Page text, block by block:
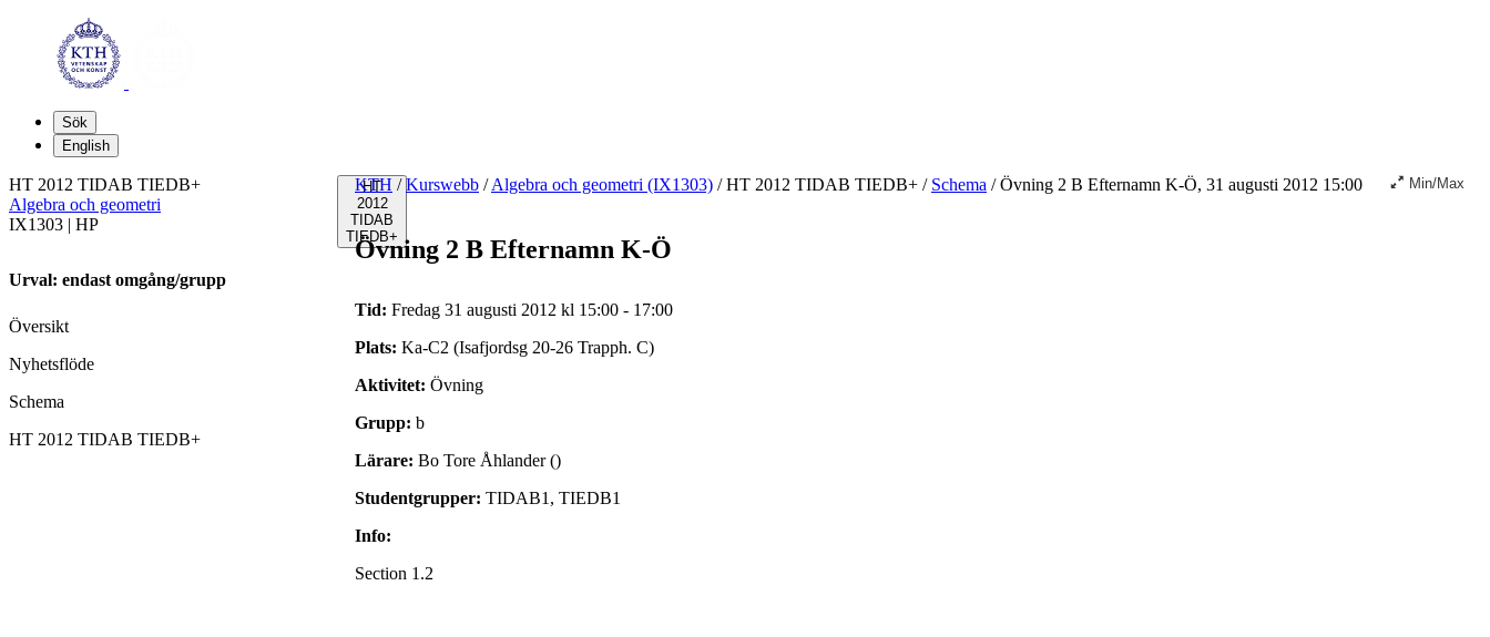
Sök
English
HT
2012
TIDAB
TIEDB+
KTH / Kurswebb / Algebra och geometri (IX1303) /HT 2012 TIDAB TIEDB+ / Schema /Övning 2 B Efternamn K-Ö, 31 augusti 2012 15:00 Min/Max
Övning 2 B Efternamn K-Ö
Tid: Fredag 31 augusti 2012 kl 15:00 - 17:00
Plats: Ka-C2 (Isafjordsg 20-26 Trapph. C)
Aktivitet: Övning
Grupp: b
Lärare: Bo Tore Åhlander ()
Studentgrupper: TIDAB1, TIEDB1
Info:
Section 1.2
HT 2012 TIDAB TIEDB+
Algebra och geometri
IX1303 | HP
Urval: endast omgång/grupp
Översikt
Nyhetsflöde
Schema
HT 2012 TIDAB TIEDB+